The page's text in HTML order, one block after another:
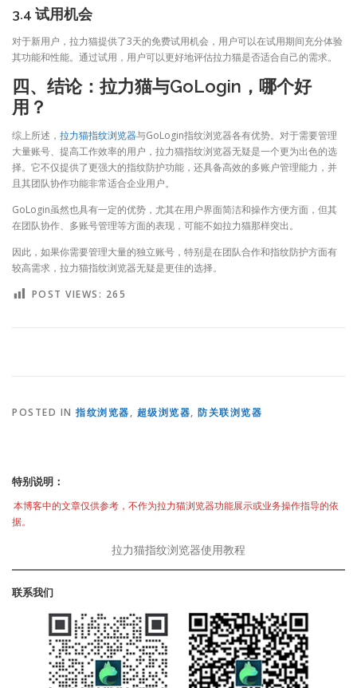
3.4 试用机会
对于新用户，拉力猫提供了3天的免费试用机会，用户可以在试用期间充分体验
其功能和性能。通过试用，用户可以更好地评估拉力猫是否适合自己的需求。
四、结论：拉力猫与GoLogin，哪个好
用？
综上所述， 拉力猫指纹浏览器与GoLogin指纹浏览器各有优势。对于需要管理
大量账号、提高工作效率的用户，拉力猫指纹浏览器无疑是一个更为出色的选
择。它不仅提供了更强大的指纹防护功能，还具备高效的多账户管理能力，并
且其团队协作功能非常适合企业用户。
GoLogin虽然也具有一定的优势，尤其在用户界面简洁和操作方便方面，但其
在团队协作、多账号管理等方面的表现，可能不如拉力猫那样突出。
因此，如果你需要管理大量的独立账号，特别是在团队合作和指纹防护方面有
较高需求，拉力猫指纹浏览器无疑是更佳的选择。
POST VIEWS: 265
POSTED IN 指纹浏览器, 超级浏览器, 防关联浏览器
特别说明：
本博客中的文章仅供参考，不作为拉力猫浏览器功能展示或业务操作指导的依
据。
拉力猫指纹浏览器使用教程
联系我们